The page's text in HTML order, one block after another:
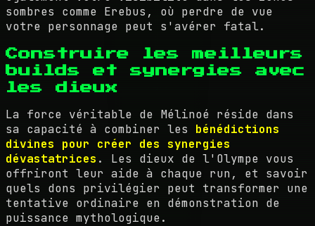
sombres comme Erebus, où perdre de vue
votre personnage peut s'avérer fatal.
Construire les meilleurs
builds et synergies avec
les dieux
La force véritable de Mélinoé réside dans
sa capacité à combiner les bénédictions
divines pour créer des synergies
dévastatrices . Les dieux de l'Olympe vous
offriront leur aide à chaque run, et savoir
quels dons privilégier peut transformer une
tentative ordinaire en démonstration de
puissance mythologique.